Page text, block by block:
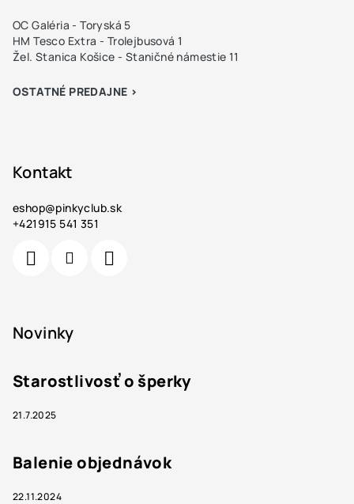
OC Galéria - Toryská 5
HM Tesco Extra - Trolejbusová 1
Žel. Stanica Košice - Staničné námestie 11
OSTATNÉ PREDAJNE >
Kontakt
eshop@pinkyclub.sk
+421915 541 351
Novinky
Starostlivosť o šperky
21.7.2025
Balenie objednávok
22.11.2024